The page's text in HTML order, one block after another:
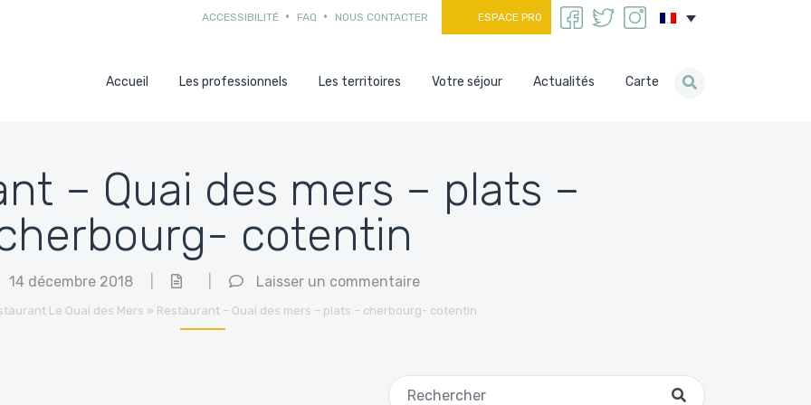
ACCESSIBILITÉ FAQ NOUS CONTACTER ESPACE PRO
Accueil Les professionnels Les territoires Votre séjour Actualités Carte
– Quai des mers – plats –
cotentin
14 décembre 2018 Laisser un commentaire
Le Quai des Mers » Restaurant – Quai des mers – plats – cherbourg- cotentin